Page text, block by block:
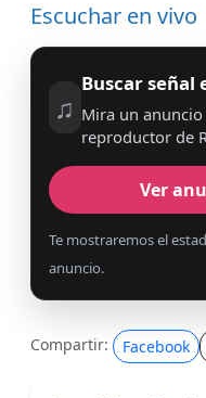
Escuchar en vivo
♫
Buscar señal
Mira un
reproductor de
Ver
Te mostraremos el
anuncio.
Compartir: Facebook